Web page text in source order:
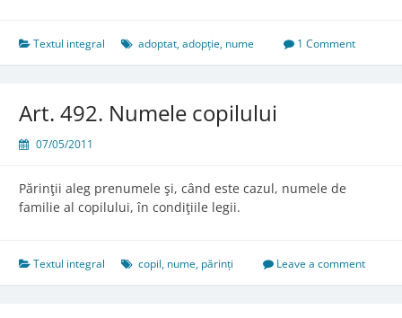
adoptatului
Textul integral adoptat,adopție, nume 1 Comment
Art. 492. Numele copilului
07/05/2011
Părinţii aleg prenumele şi, când este cazul, numele de
familie al copilului, în condiţiile legii.
Textul integral copil, nume, părinți Leave a comment